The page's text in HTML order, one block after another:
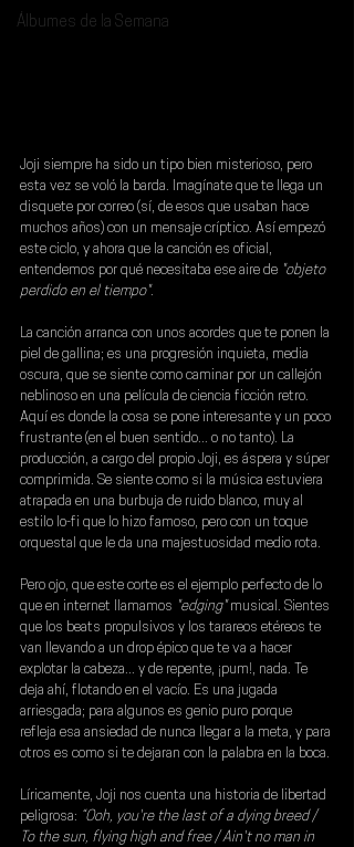
Álbumes de la Semana
Joji siempre ha sido un tipo bien misterioso, pero
esta vez se voló la barda. Imagínate que te llega un
disquete por correo (sí, de esos que usaban hace
muchos años) con un mensaje críptico. Así empezó
este ciclo, y ahora que la canción es oficial,
entendemos por qué necesitaba ese aire de "objeto
perdido en el tiempo".
La canción arranca con unos acordes que te ponen la
piel de gallina; es una progresión inquieta, media
oscura, que se siente como caminar por un callejón
neblinoso en una película de ciencia ficción retro.
Aquí es donde la cosa se pone interesante y un poco
frustrante (en el buen sentido... o no tanto). La
producción, a cargo del propio Joji, es áspera y súper
comprimida. Se siente como si la música estuviera
atrapada en una burbuja de ruido blanco, muy al
estilo lo-fi que lo hizo famoso, pero con un toque
orquestal que le da una majestuosidad medio rota.
Pero ojo, que este corte es el ejemplo perfecto de lo
que en internet llamamos "edging" musical. Sientes
que los beats propulsivos y los tarareos etéreos te
van llevando a un drop épico que te va a hacer
explotar la cabeza... y de repente, ¡pum!, nada. Te
deja ahí, flotando en el vacío. Es una jugada
arriesgada; para algunos es genio puro porque
refleja esa ansiedad de nunca llegar a la meta, y para
otros es como si te dejaran con la palabra en la boca.
Líricamente, Joji nos cuenta una historia de libertad
peligrosa:
“Ooh, you're the last of a dying breed /
To the sun, flying high and free / Ain't no man in